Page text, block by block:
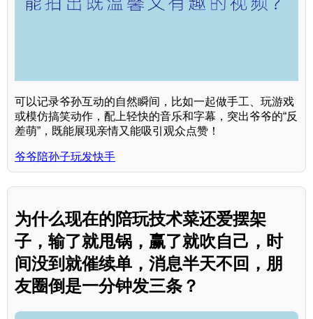
可以记录爷孙互动的自然瞬间，比如一起做手工、玩游戏
或模仿搞笑动作，配上轻快的音乐和字幕，突出爷爷的“反
差萌”，既能展现亲情又能吸引观众点赞！
爷爷陪孙子玩发快手
为什么现在的陪玩技术菜还爱摆架
子，输了就甩锅，赢了就吹自己，时
间没到就催续单，消息半天不回，朋
友圈倒是一分钟发三条？